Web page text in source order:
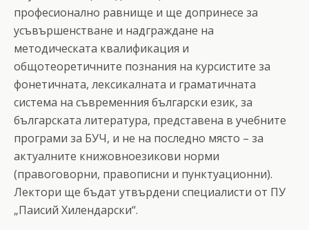
професионално равнище и ще допринесе за
усъвършенстване и надграждане на
методическата квалификация и
общотеоретичните познания на курсистите за
фонетичната, лексикалната и граматичната
система на съвременния български език, за
българската литература, представена в учебните
програми за БУЧ, и не на последно място – за
актуалните книжовноезикови норми
(правоговорни, правописни и пунктуационни).
Лектори ще бъдат утвърдени специалисти от ПУ
„Паисий Хилендарски“.